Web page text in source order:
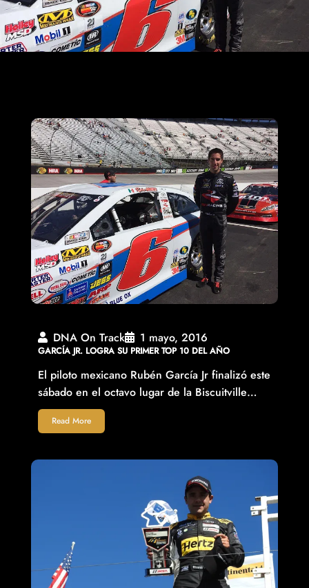
DNA On Track 1 mayo, 2016
GARCÍA JR. LOGRA SU PRIMER TOP 10 DEL AÑO
El piloto mexicano Rubén García Jr finalizó este
sábado en el octavo lugar de la Biscuitville…
Read More